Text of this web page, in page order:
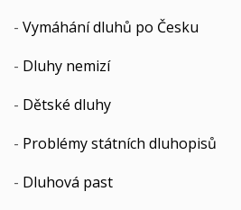
- Vymáhání dluhů po Česku
- Dluhy nemizí
- Dětské dluhy
- Problémy státních dluhopisů
- Dluhová past